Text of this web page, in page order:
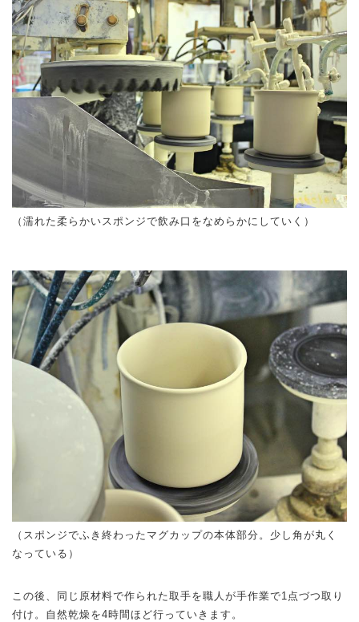
（濡れた柔らかいスポンジで飲み口をなめらかにしていく）
（スポンジでふき終わったマグカップの本体部分。少し角が丸く
なっている）
この後、同じ原材料で作られた取手を職人が手作業で1点づつ取り
付け。自然乾燥を4時間ほど行っていきます。